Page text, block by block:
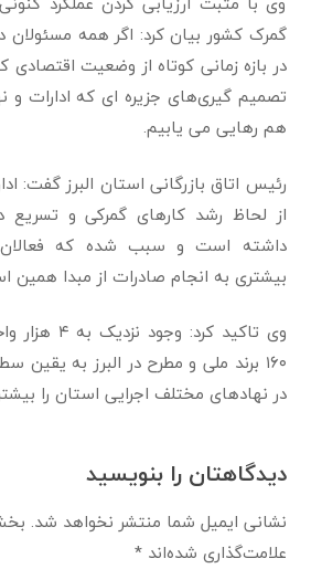
گمرک کشور بیان کرد: اگر همه مسئولان
در بازه زمانی کوتاه از وضعیت
تصمیم گیری‌های جزیره ای که ادارات و
هم رهایی می یابیم.
رئیس اتاق بازرگانی استان البرز گفت:
از لحاظ رشد کارهای گمرکی و تسریع
داشته است و سبب شده که فعالان
بیشتری به انجام صادرات از مبدا همین
وی تاکید
۱۶۰ برند ملی و مطرح در البرز به یقین
در نهادهای مختلف اجرایی استان را
دیدگاهتان را بنویسید
نشانی ایمیل شما منتشر نخواهد شد.
علامت‌گذاری شده‌اند*